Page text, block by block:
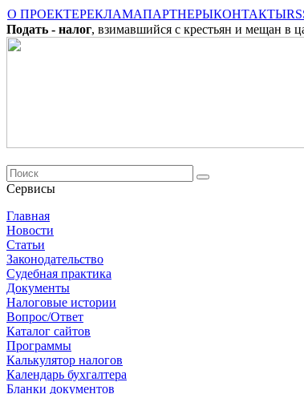
О ПРОЕКТЕРЕКЛАМАПАРТНЕРЫКОНТАКТЫ
Подать - налог, взимавшийся с крестьян и мещан в
Сервисы
Главная
Новости
Cтатьи
Законодательство
Судебная практика
Документы
Налоговые истории
Вопрос/Ответ
Каталог сайтов
Программы
Калькулятор налогов
Календарь бухгалтера
Бланки документов